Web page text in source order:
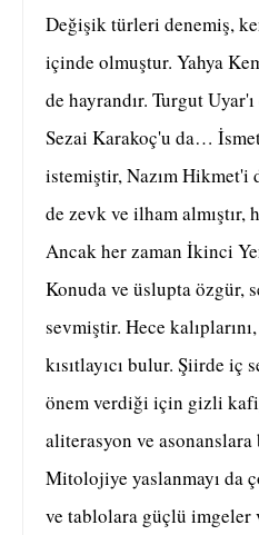
Değişik türleri denemiş,
içinde olmuştur. Yahya
de hayrandır. Turgut
Sezai Karakoç'u da…
istemiştir, Nazım
de zevk ve ilham almıştır,
Ancak her zaman İkinci
Konuda ve üslupta özgür,
sevmiştir. Hece
kısıtlayıcı bulur. Şiirde iç
önem verdiği için gizli
aliterasyon ve
Mitolojiye yaslanmayı da
ve tablolara güçlü